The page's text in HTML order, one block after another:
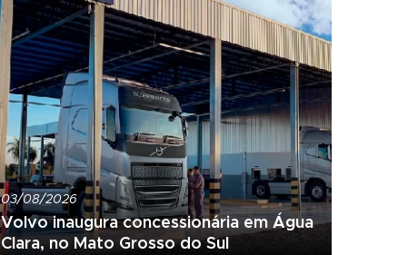
03/08/2026
Volvo inaugura concessionária em Água
Clara, no Mato Grosso do Sul